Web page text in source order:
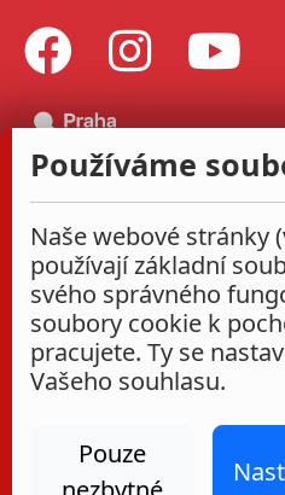
Používáme
Naše webové stránky
používají základní
svého správného
soubory cookie k
pracujete. Ty se
Vašeho souhlasu.
Pouze